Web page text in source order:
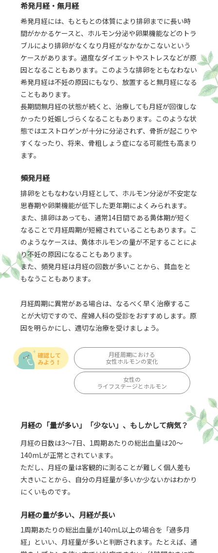
希発月経・無月経
希発月経には、もともとの体質により排卵までに長い時
間がかかるケースと、ホルモン分泌や卵巣機能などのトラ
ブルにより排卵がなくなり月経がなかなかこないという
ケースがあります。過度なダイエットやストレスなどが原
因となることもあります。このような排卵をともなわない
希発月経は不妊の原因にもなり、放置すると無月経になる
こともあります。
長期間無月経の状態が続くと、治療しても月経が回復しな
かったり妊娠しづらくなることもあります。このような状
態ではエストロゲンが十分に分泌されず、骨折が起こりや
すくなったり、将来、骨粗しょう症になる可能性も高まり
ます。
頻発月経
排卵をともなわない月経として、ホルモン分泌が不安定な
思春期や卵巣機能が低下した更年期によくみられます。
また、排卵はあっても、通常14日間である黄体期が短く
なることで月経周期が短縮されていることもあります。こ
のようなケースは、黄体ホルモンの量が不足することによ
り不妊の原因になることもあります。
また、頻発月経は月経の回数が多いことから、貧血をと
もなうこともあります。
月経周期に異常がある場合は、なるべく早く治療するこ
とが大切ですので、産婦人科の受診をおすすめします。原
因を明らかにし、適切な治療を受けましょう。
月経周期における
女性ホルモンの変化
女性の
ライフステージとホルモン
月経の「量が多い」「少ない」、もしかして病気？
月経の日数は3～7日、1周期あたりの総出血量は20～
140mLが正常とされています。
ただし、月経の量は客観的に測ることが難しく個人差も
大きいことから、自分の月経量が多いか少ないかはわかり
にくいものです。
月経の量が多い、月経が長い
1周期あたりの総出血量が140mL以上の場合を「過多月
経」といい、月経量が多いと判断されます。たとえば、通